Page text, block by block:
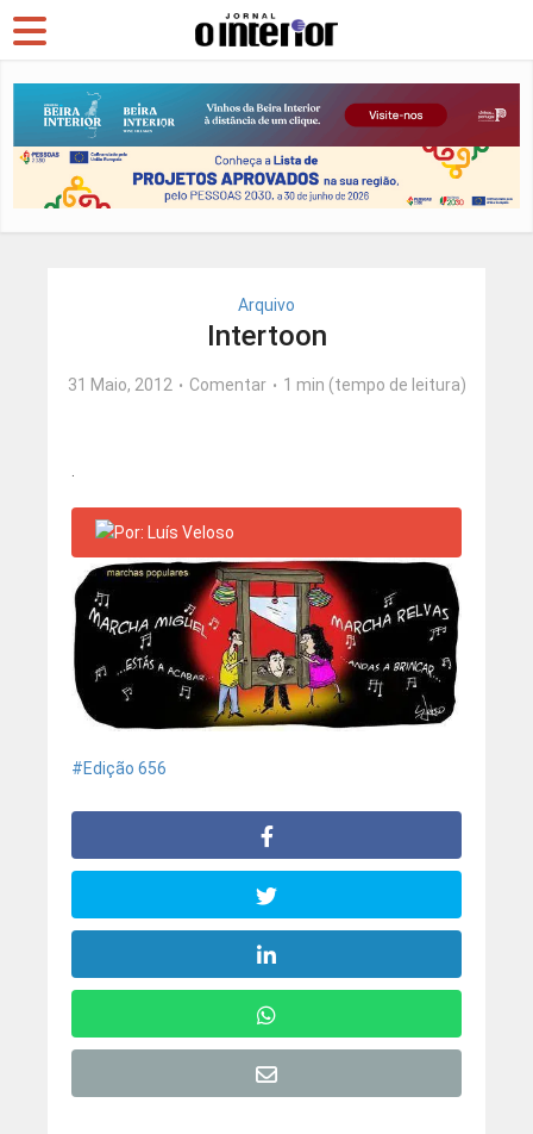
Arquivo
Intertoon
31 Maio, 2012 Comentar 1 min (tempo de leitura)
.
Edição 656